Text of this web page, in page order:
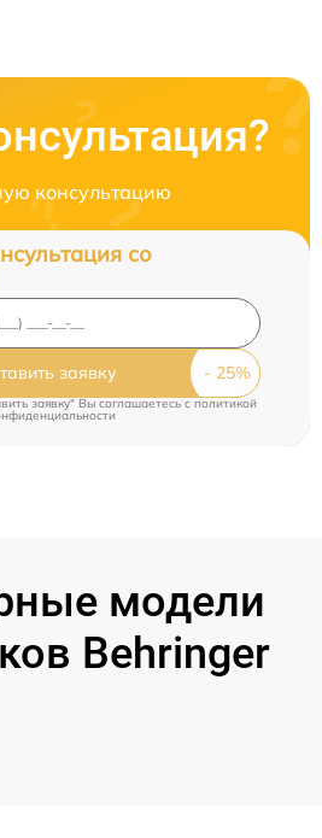
консультацию
со
заявку
заявку" Вы соглашаетесь cполитикой
модели
Behringer